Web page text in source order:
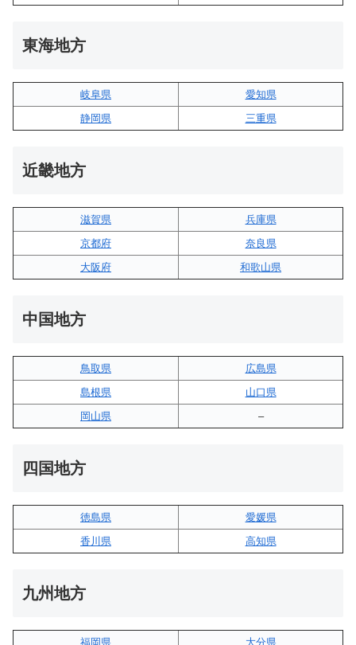
東海地方
岐阜県
愛知県
静岡県
三重県
近畿地方
滋賀県
兵庫県
京都府
奈良県
大阪府
和歌山県
中国地方
鳥取県
広島県
島根県
山口県
岡山県
–
四国地方
徳島県
愛媛県
香川県
高知県
九州地方
福岡県 大分県